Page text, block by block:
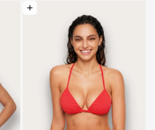
up con copa graduada - Texturizado
Elegir opciones: Ba ñador triangulo